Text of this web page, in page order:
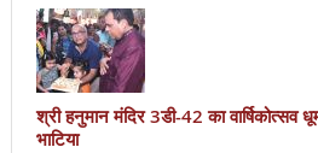
श्री हनुमान मंदिर 3डी-42 का वार्षिकोत्सव
भाटिया